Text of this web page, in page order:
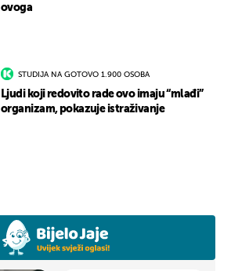
ovoga
STUDIJA NA GOTOVO 1.900 OSOBA
Ljudi koji redovito rade ovo imaju “mlađi”
organizam, pokazuje istraživanje